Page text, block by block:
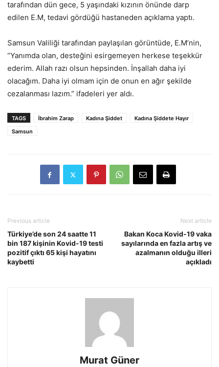
tarafından dün gece, 5 yaşındaki kızının önünde darp
edilen E.M, tedavi gördüğü hastaneden açıklama yaptı.
Samsun Valiliği tarafından paylaşılan görüntüde, E.M’nin,
“Yanımda olan, desteğini esirgemeyen herkese teşekkür
ederim. Allah razı olsun hepsinden. İnşallah daha iyi
olacağım. Daha iyi olmam için de onun en ağır şekilde
cezalanması lazım.” ifadeleri yer aldı.
TAGS İbrahim Zarap Kadına Şiddet
Kadına Şiddete Hayır
Samsun
Previous article
Türkiye’de son 24 saatte 11
bin 187 kişinin Kovid-19 testi
pozitif çıktı 65 kişi hayatını
kaybetti
Next article
Bakan Koca Kovid-19 vaka
sayılarında en fazla artış ve
azalmanın olduğu illeri
açıkladı
Murat Güner